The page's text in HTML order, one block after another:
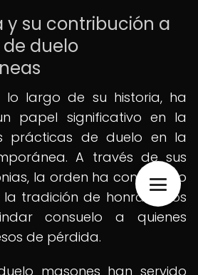
y su contribución a
duelo
lo largo de su historia, ha
papel significativo en la
prácticas de duelo en la
A través de sus
la orden ha contribuido
tradición de honrar a los
consuelo a quienes
de pérdida.
masones han servido